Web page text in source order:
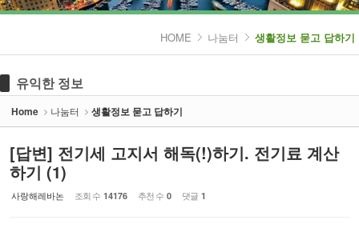
HOME 나눔터 생활정보 묻고 답하기
유익한 정보
Home 나눔터 생활정보 묻고 답하기
[답변] 전기세 고지서 해독(!)하기. 전기료 계산
하기 (1)
사랑해레바논 조회 수 14176 추천 수 0 댓글 1
- 생활정보 묻고 답하기
- 레바논여행 묻고 답하기
- 이야기마당
갤러리
Sketchbook5, 스케치북5